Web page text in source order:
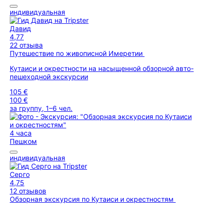
индивидуальная
Давид
4,77
22 отзыва
Путешествие по живописной Имеретии
Кутаиси и окрестности на насыщенной обзорной авто-
пешеходной экскурсии
105 €
100 €
за группу, 1–6 чел.
4 часа
Пешком
индивидуальная
Серго
4,75
12 отзывов
Обзорная экскурсия по Кутаиси и окрестностям